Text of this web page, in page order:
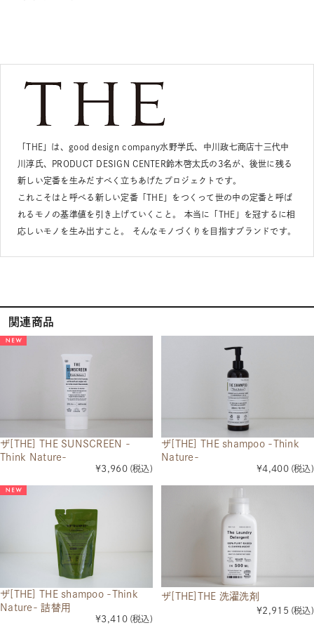
「THE」は、good design company水野学氏、中川政七商店十三代中
川淳氏、PRODUCT DESIGN CENTER鈴木啓太氏の3名が、後世に残る
新しい定番を生みだすべく立ちあげたプロジェクトです。
これこそはと呼べる新しい定番「THE」をつくって世の中の定番と呼ば
れるモノの基準値を引き上げていくこと。 本当に「THE」を冠するに相
応しいモノを生み出すこと。 そんなモノづくりを目指すブランドです。
関連商品
ザ[THE] THE SUNSCREEN -
Think Nature-
¥3,960 (税込)
ザ[THE] THE shampoo -Think
Nature-
¥4,400 (税込)
ザ[THE] THE shampoo -Think
Nature- 詰替用
¥3,410 (税込)
ザ[THE]THE 洗濯洗剤
¥2,915 (税込)